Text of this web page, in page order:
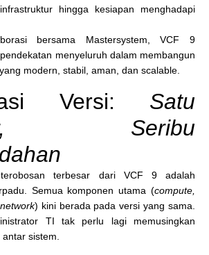
hingga kesiapan menghadapi
bersama Mastersystem , VCF 9
menyeluruh dalam membangun
modern, stabil, aman, dan scalable
Versi: Satu
Seribu
terbesar dari VCF 9 adalah
Semua komponen utama (compute,
) kini berada pada versi yang sama.
TI tak perlu lagi memusingkan
sistem.